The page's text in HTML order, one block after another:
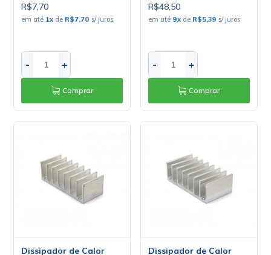
R$7,70
em até 1x de R$7,70 s/ juros
- +
Comprar
R$48,50
em até 9x de R$5,39 s/ juros
- +
Comprar
Dissipador de Calor
Dissipador de Calor